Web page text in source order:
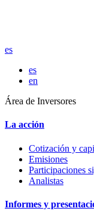
es
es
en
Área de Inversores
La acción
Cotización y
Emisiones
Participaciones
Analistas
Informes y